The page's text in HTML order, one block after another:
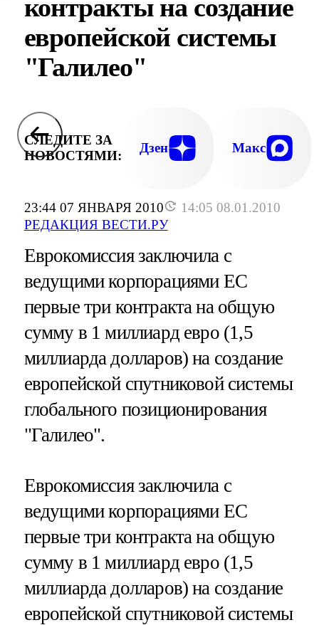
23:44 07 ЯНВАРЯ 2010
14:05 08.01.2010
РЕДАКЦИЯ ВЕСТИ.РУ
контракты на создание
европейской системы
"Галилео"
СЛЕДИТЕ ЗА
НОВОСТЯМИ:
Дзен Макс
Еврокомиссия заключила с
ведущими корпорациями ЕС
первые три контракта на общую
сумму в 1 миллиард евро (1,5
миллиарда долларов) на создание
европейской спутниковой системы
глобального позиционирования
"Галилео".
Еврокомиссия заключила с
ведущими корпорациями ЕС
первые три контракта на общую
сумму в 1 миллиард евро (1,5
миллиарда долларов) на создание
европейской спутниковой системы